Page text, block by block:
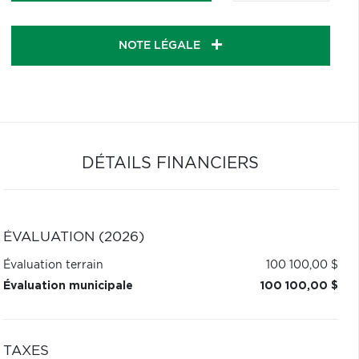
NOTE LÉGALE
DÉTAILS FINANCIERS
ÉVALUATION (2026)
Évaluation terrain
100 100,00 $
Évaluation municipale
100 100,00 $
TAXES